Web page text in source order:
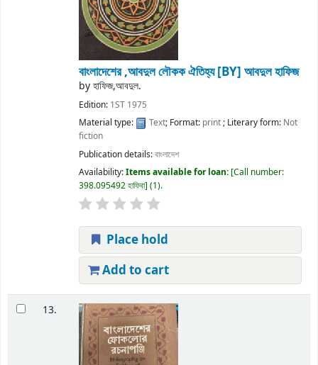
বাংলাদেশের ,আবদুল লৌকক ঐতিহ্য[BY] আবদুল হাফিজ
byহাফিজ,আবদুল.
Edition: 1ST 1975
Material type:
Text; Format: print; Literary form: Not
fiction
Publication details:বাংলাদেশ
Availability:Items available for loan: Call number:
398.095492 হাফিবা (1).
Place hold
Add to cart
13.